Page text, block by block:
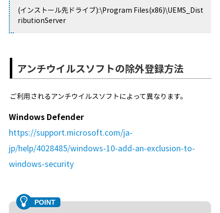
(インストール先ドライブ):\Program Files(x86)\UEMS_Dist
ributionServer
アンチウイルスソフトの除外登録方法
ご利用されるアンチウイルスソフトによって異なります。
Windows Defender
https://support.microsoft.com/ja-
jp/help/4028485/windows-10-add-an-exclusion-to-
windows-security